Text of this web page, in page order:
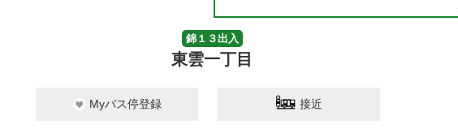
錦１３出入
東雲一丁目
Myバス停登録 接近